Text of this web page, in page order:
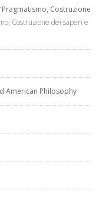
Costruzione
Costruzione dei saperi e
American Philosophy